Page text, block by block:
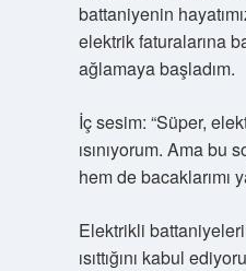
battaniyenin
elektrik faturalarına
ağlamaya başladım.
İç sesim: “Süper,
ısınıyorum. Ama bu
hem de bacaklarımı
Elektrikli
ısıttığını kabul